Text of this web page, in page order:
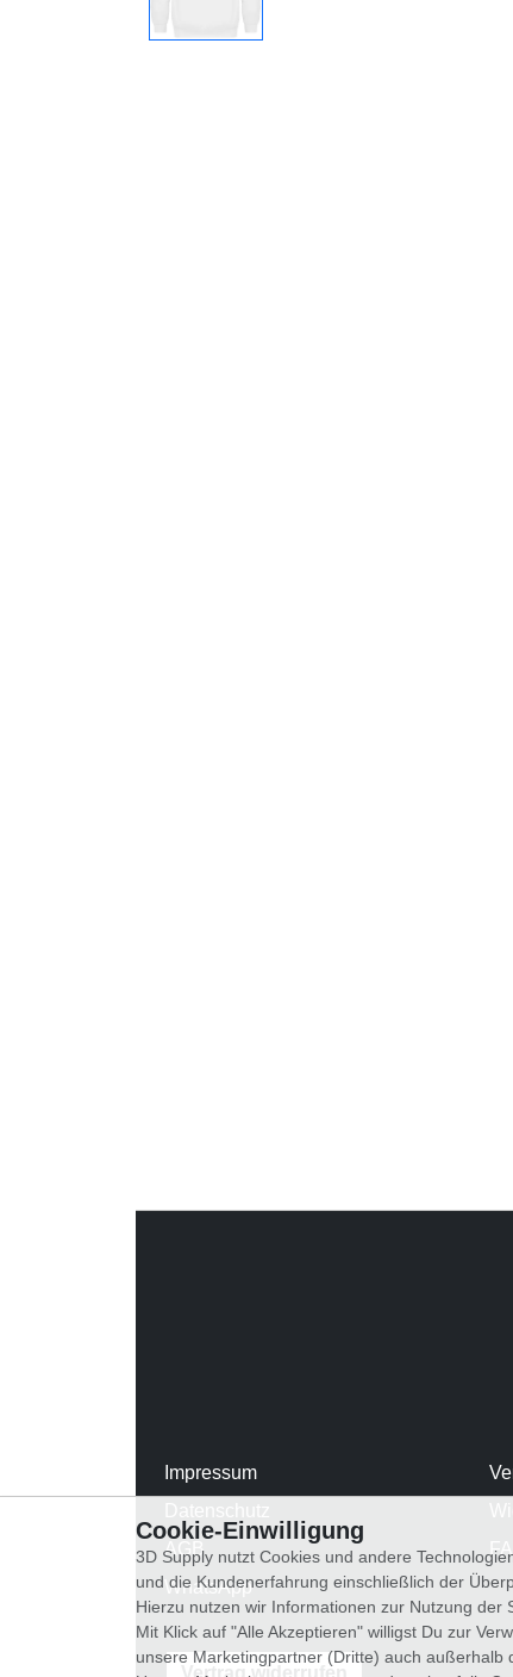
Impressum
AGB
WhatsApp
Cookie-Einwilligung
3D Supply nutzt Cookies und andere
und die Kundenerfahrung einschließlich der
Hierzu nutzen wir Informationen zur Nutzung der
Mit Klick auf "Alle Akzeptieren" willigst Du zur
unsere Marketingpartner (Dritte) auch außerhalb